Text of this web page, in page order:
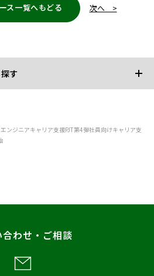
す
メディア掲載
ス一覧へもどる 次へ >
エンジニアキャリア支援PJT第4弾社員向けキャリア支
合わせ・ご相談